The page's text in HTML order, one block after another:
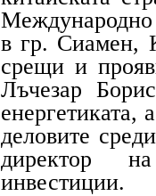
Международно
в гр. Сиамен,
срещи и
Лъчезар
енергетиката,
деловите
директор
инвестиции.